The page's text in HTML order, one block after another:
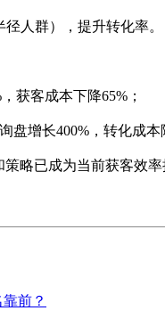
人群），提升转化率。
获客成本下降65%；
增长400%，转化成本
略已成为当前获客效率